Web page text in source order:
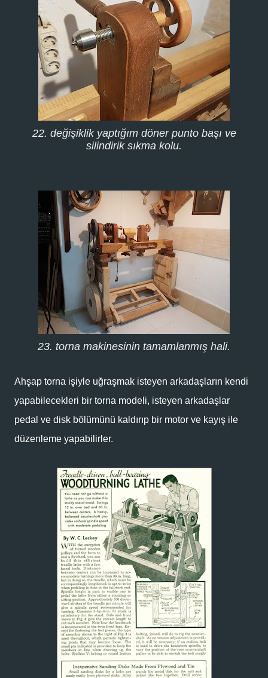
22. değişiklik yaptığım döner punto başı ve
silindirik sıkma kolu.
23. torna makinesinin tamamlanmış hali.
Ahşap torna işiyle uğraşmak isteyen arkadaşların kendi
yapabilecekleri bir torna modeli, isteyen arkadaşlar
pedal ve disk bölümünü kaldırıp bir motor ve kayış ile
düzenleme yapabilirler.